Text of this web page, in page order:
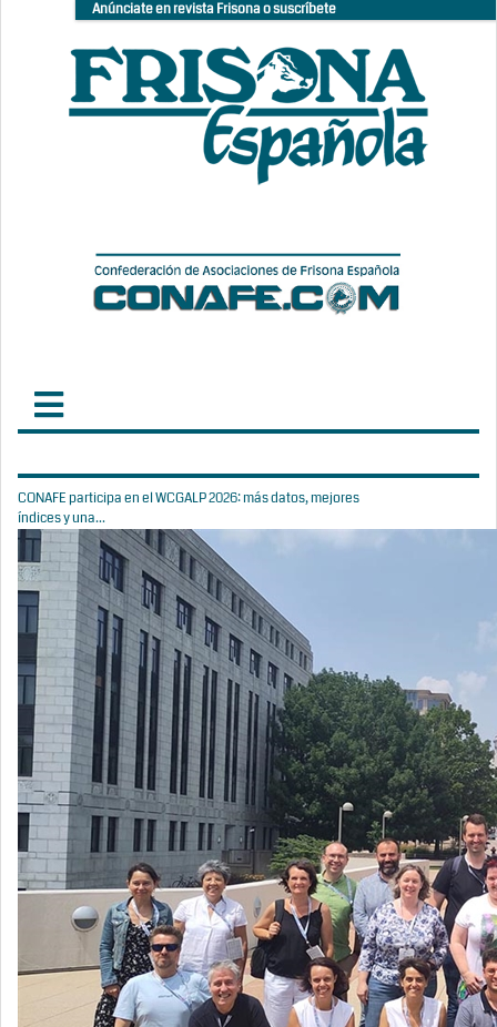
Anúnciate en revista Frisona o suscríbete
CONAFE participa en el WCGALP 2026: más datos, mejores
índices y una...